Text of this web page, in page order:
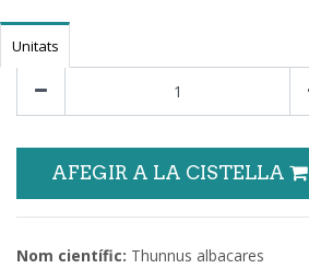
Unitats
AFEGIR A LA CISTELLA
Nom científic: Thunnus albacares